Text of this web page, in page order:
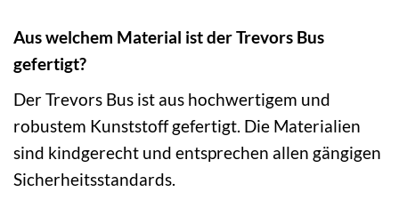
Aus welchem Material ist der Trevors Bus
gefertigt?
Der Trevors Bus ist aus hochwertigem und
robustem Kunststoff gefertigt. Die Materialien
sind kindgerecht und entsprechen allen gängigen
Sicherheitsstandards.